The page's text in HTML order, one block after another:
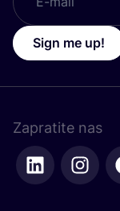
Sign me up!
Zapratite nas